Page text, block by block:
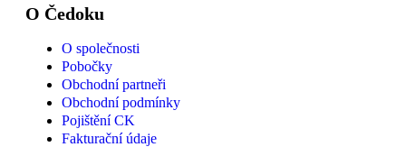
O Čedoku
O společnosti
Pobočky
Obchodní partneři
Obchodní podmínky
Pojištění CK
Fakturační údaje